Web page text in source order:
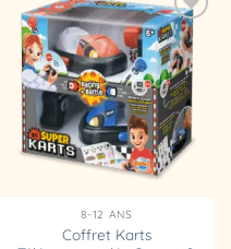
Ajouter
à la
liste
d’envies
8-12 ANS
Coffret Karts